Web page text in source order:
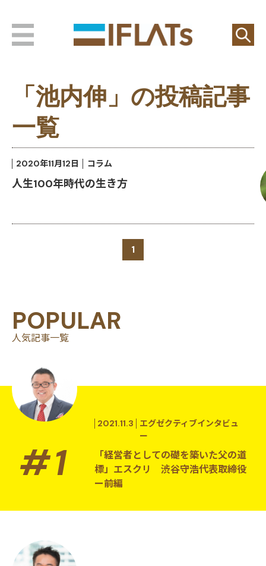
「池内伸」の投稿記事
一覧
人生100年時代の生き方
コラム
2020年11月12日
1
POPULAR
人気記事一覧
「経営者としての礎を築いた父の道
標」エスクリ 渋谷守浩代表取締役
ー前編
エグゼクティブインタビュ
ー
2021.11.3